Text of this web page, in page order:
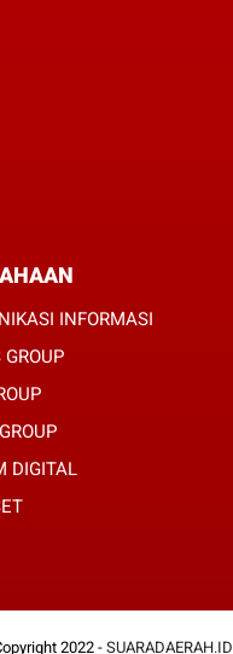
INFORMASI
DIGITAL
2022 -SUARADAERAH.ID